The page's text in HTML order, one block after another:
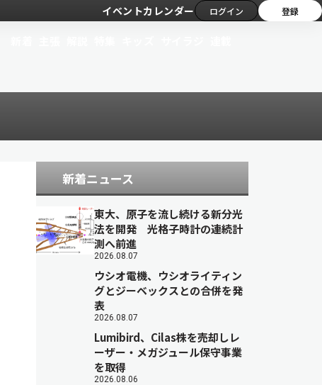
イベントカレンダー ログイン 登録
新着ニュース
東大、原子を流し続ける新分光
法を開発 光格子時計の連続計
測へ前進
2026.08.07
ウシオ電機、ウシオライティン
グとジーベックスとの合併を発
表
2026.08.07
Lumibird、Cilas株を売却しレ
ーザー・メガジュール保守事業
を取得
2026.08.06